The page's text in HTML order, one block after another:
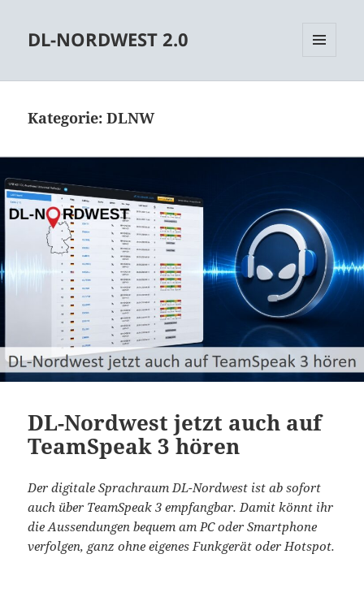
DL-NORDWEST 2.0
Kategorie:DLNW
DL-Nordwest jetzt auch auf
TeamSpeak 3 hören
Der digitale Sprachraum DL-Nordwest ist ab sofort
auch über TeamSpeak 3 empfangbar. Damit könnt ihr
die Aussendungen bequem am PC oder Smartphone
verfolgen, ganz ohne eigenes Funkgerät oder Hotspot.